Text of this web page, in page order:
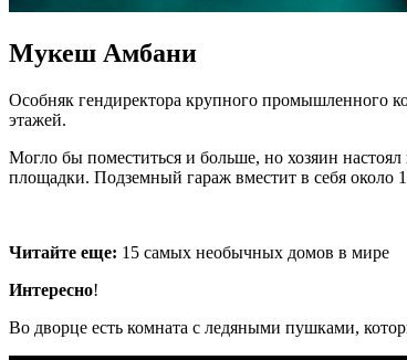
Мукеш Амбани
Особняк гендиректора крупного промышленного
этажей.
Могло бы поместиться и больше, но хозяин
площадки. Подземный гараж вместит в себя около
Читайте еще: 15 самых необычных домов в мире
Интересно!
Во дворце есть комната с ледяными пушками,